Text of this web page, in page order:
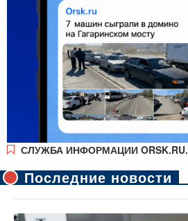
СЛУЖБА ИНФОРМАЦИИ ORSK.RU.
Последние новости